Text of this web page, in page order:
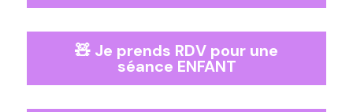
🧸 Je prends RDV pour une
séance ENFANT